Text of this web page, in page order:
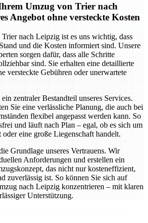
Umzug von Trier nach
Angebot ohne versteckte Kosten
nach Leipzig ist es uns wichtig, dass
und die Kosten informiert sind. Unsere
sorgen dafür, dass alle Schritte
sind. Sie erhalten eine detaillierte
versteckte Gebühren oder unerwartete
zentraler Bestandteil unseres Services.
Sie eine verlässliche Planung, die auch bei
flexibel angepasst werden kann. So
und läuft nach Plan – egal, ob es sich um
eine große Liegenschaft handelt.
Grundlage unseres Vertrauens. Wir
Anforderungen und erstellen ein
das nicht nur kosteneffizient,
zuverlässig ist. So können Sie sich auf
nach Leipzig konzentrieren – mit klaren
Unterstützung.